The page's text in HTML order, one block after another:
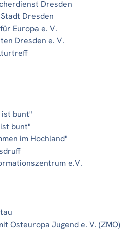
Dresden
Dresden
Europa e. V.
Dresden e. V.
bunt"
bunt"
im Hochland"
e.V.
Osteuropa Jugend e. V. (ZMO)